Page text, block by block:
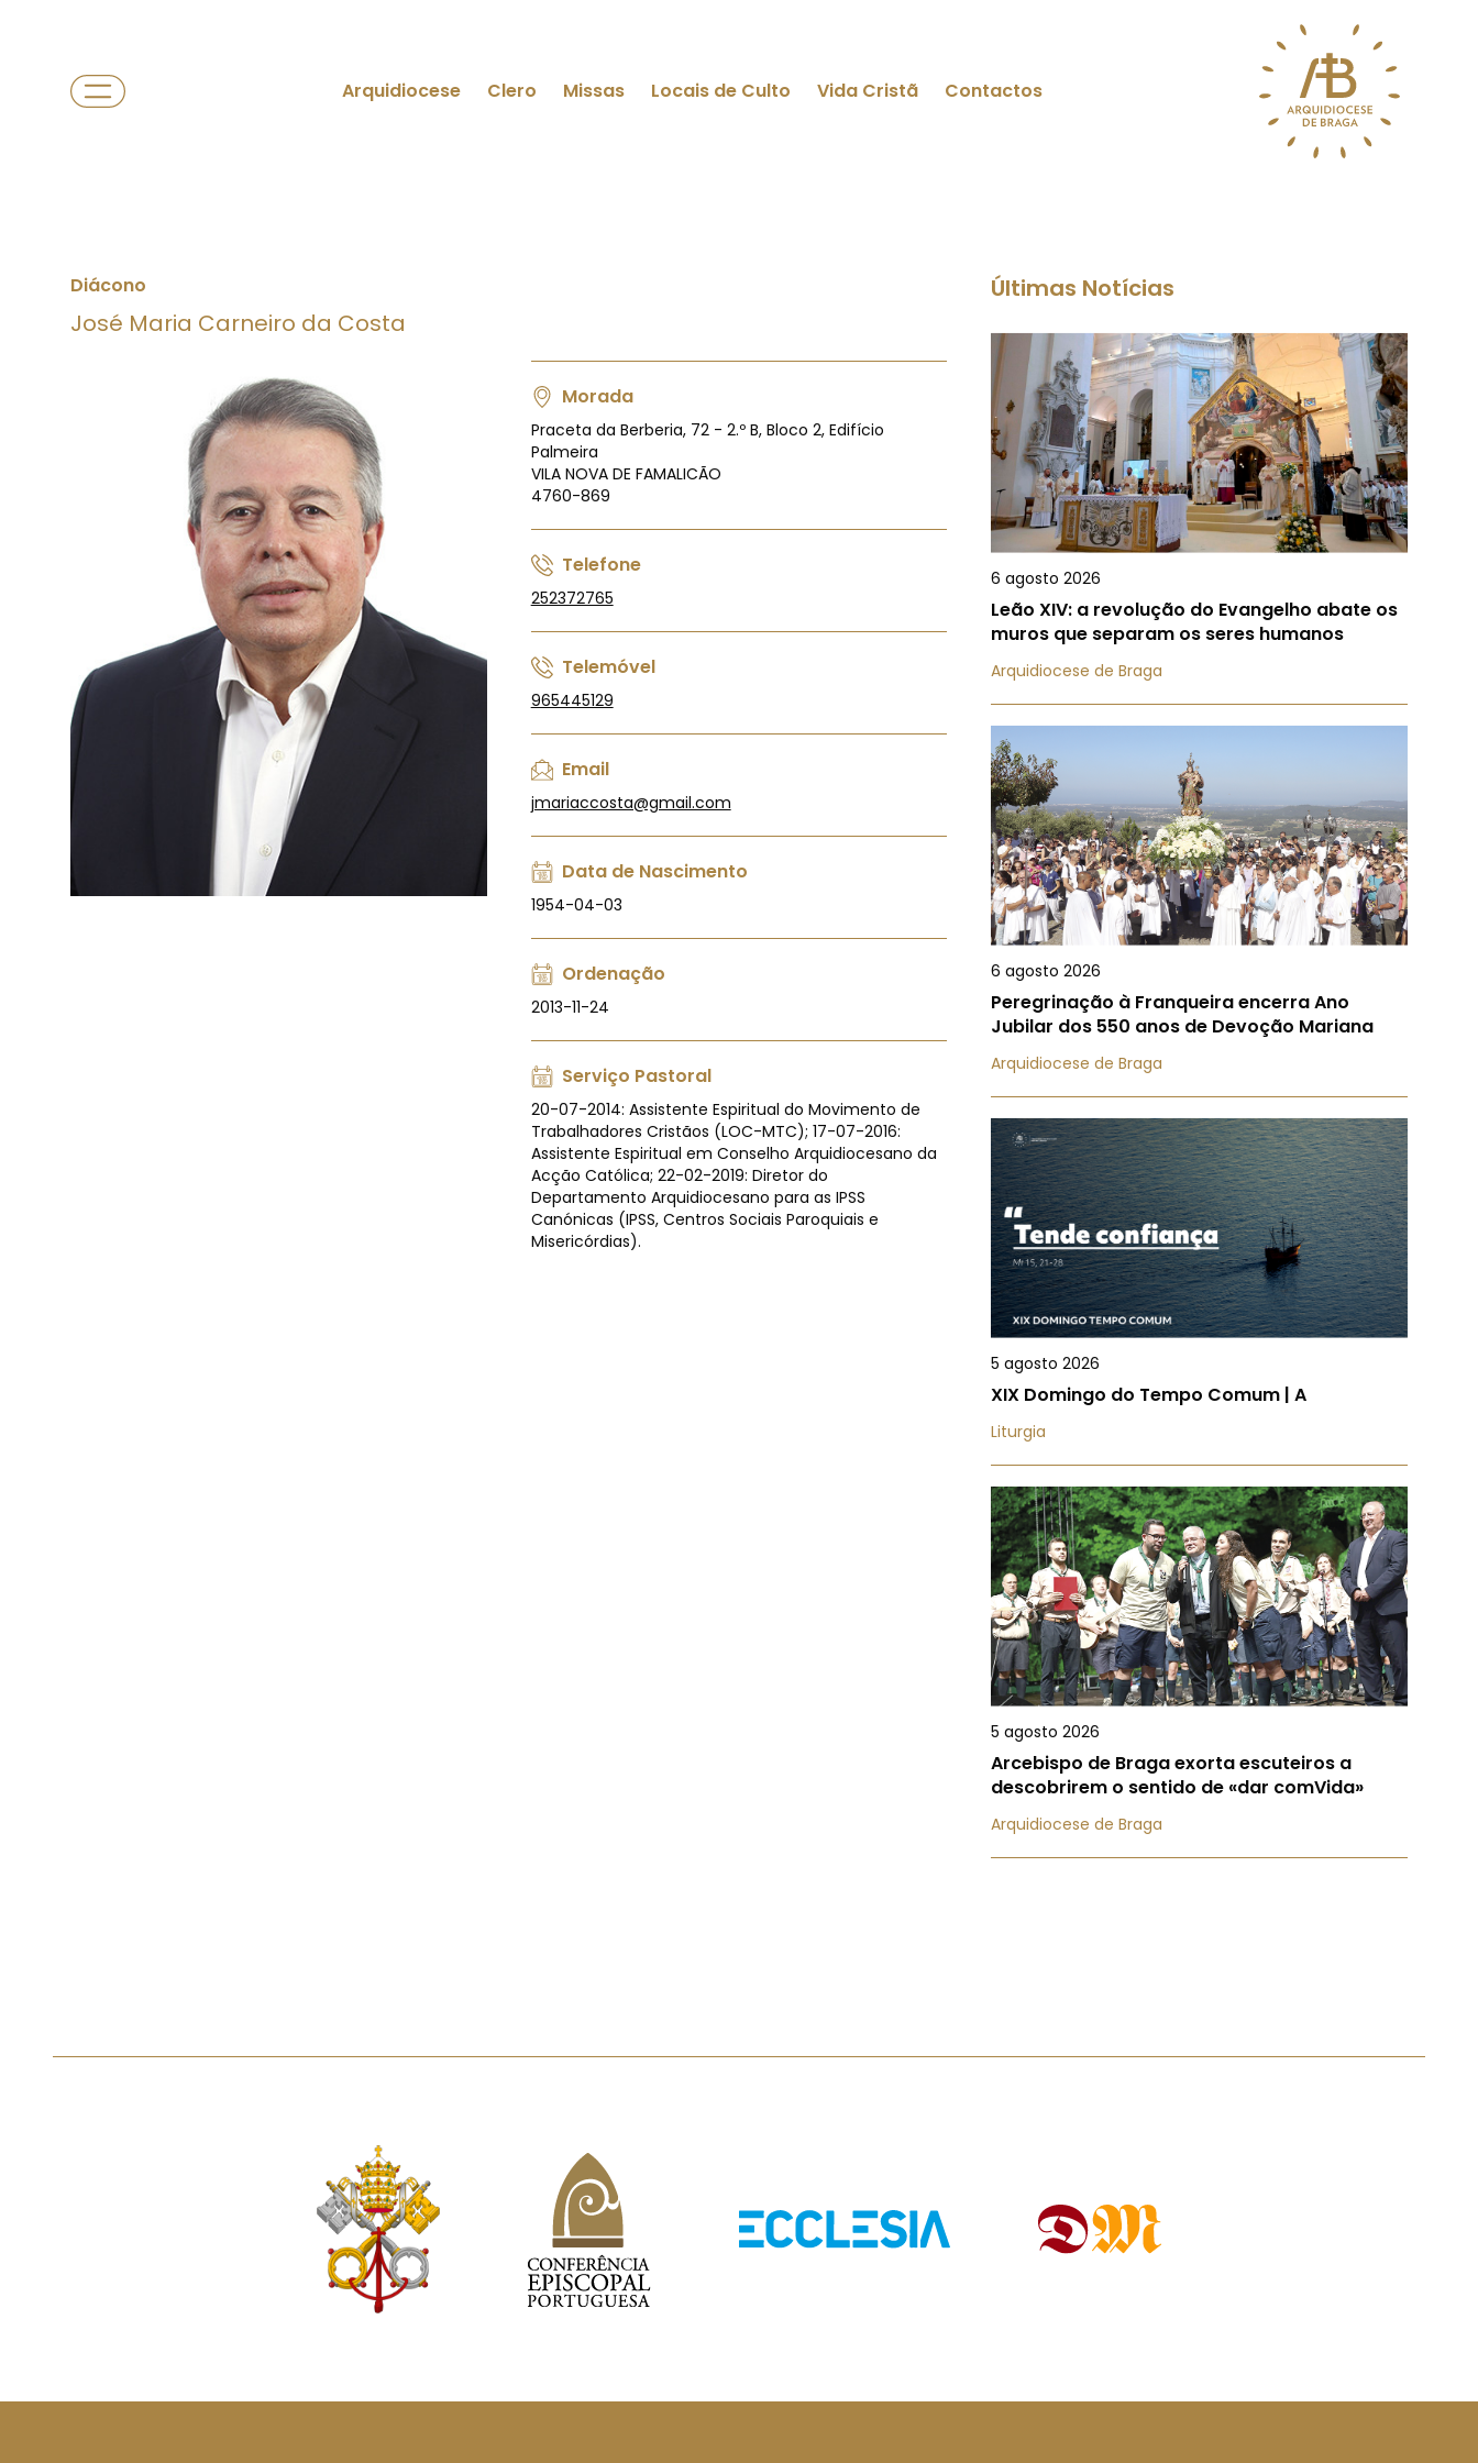
Arquidiocese Clero Missas Locais de Culto Vida Cristã Contactos
Diácono
José Maria Carneiro da Costa
Morada
Praceta da Berberia, 72 - 2.º B, Bloco 2, Edifício
Palmeira
VILA NOVA DE FAMALICÃO
4760-869
Telefone
252372765
Telemóvel
965445129
Email
jmariaccosta@gmail.com
Data de Nascimento
1954-04-03
Ordenação
2013-11-24
Serviço Pastoral
20-07-2014: Assistente Espiritual do Movimento de
Trabalhadores Cristãos (LOC-MTC); 17-07-2016:
Assistente Espiritual em Conselho Arquidiocesano da
Acção Católica; 22-02-2019: Diretor do
Departamento Arquidiocesano para as IPSS
Canónicas (IPSS, Centros Sociais Paroquiais e
Misericórdias).
Últimas Notícias
6 agosto 2026
Leão XIV: a revolução do Evangelho abate os
muros que separam os seres humanos
Arquidiocese de Braga
6 agosto 2026
Peregrinação à Franqueira encerra Ano
Jubilar dos 550 anos de Devoção Mariana
Arquidiocese de Braga
5 agosto 2026
XIX Domingo do Tempo Comum | A
Liturgia
5 agosto 2026
Arcebispo de Braga exorta escuteiros a
descobrirem o sentido de «dar comVida»
Arquidiocese de Braga